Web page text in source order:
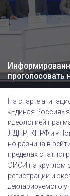
проголосовать
На старте
«Единая Россия»
идеологией
ЛДПР, КПРФ и
но разница в
пределах
ЭИСИ на круглом
регистрации и
декларируемого